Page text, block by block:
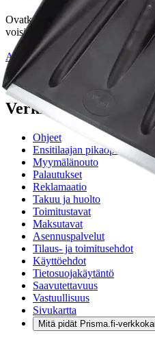
Ovatko tuotetiedot riittävät? Jos
voisi muuten parantaa, anna
Anna palautetta,Avautuu uuteen
Verkkokauppa
Ohjeet
Ensitilaajan pikaopas
Myymälänouto
Palautukset
Reklamaatio
Takuu ja huolto
Toimitustavat
Maksutavat
Asennuspalvelut
Tilaus- ja toimitusehdot
Käyttöehdot
Tietosuojakäytäntö
Saavutettavuus
Vastuullisuus
Sivukartta
Mitä pidät Prisma.fi-